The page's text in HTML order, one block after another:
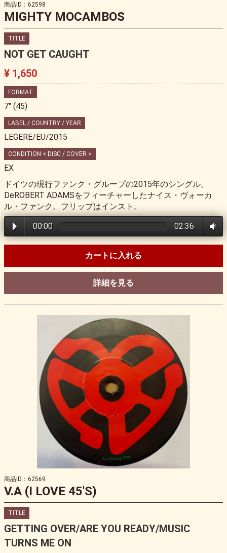
商品ID：62598
MIGHTY MOCAMBOS
TITLE
NOT GET CAUGHT
¥ 1,650
FORMAT
7" (45)
LABEL / COUNTRY / YEAR
LEGERE/EU/2015
CONDITION < DISC / COVER >
EX
ドイツの現行ファンク・グループの2015年のシングル。
DeROBERT ADAMSをフィーチャーしたナイス・ヴォーカ
ル・ファンク。フリップはインスト。
00:00 02:36
カートに入れる
詳細を見る
商品ID：62569
V.A (I LOVE 45'S)
TITLE
GETTING OVER/ARE YOU READY/MUSIC
TURNS ME ON